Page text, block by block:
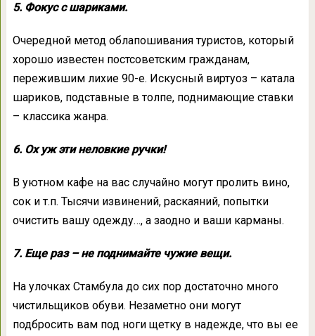
5. Фокус с шариками.
Очередной метод облапошивания туристов, который
хорошо известен постсоветским гражданам,
пережившим лихие 90-е. Искусный виртуоз – катала
шариков, подставные в толпе, поднимающие ставки
– классика жанра.
6. Ох уж эти неловкие ручки!
В уютном кафе на вас случайно могут пролить вино,
сок и т.п. Тысячи извинений, раскаяний, попытки
очистить вашу одежду…, а заодно и ваши карманы.
7. Еще раз – не поднимайте чужие вещи.
На улочках Стамбула до сих пор достаточно много
чистильщиков обуви. Незаметно они могут
подбросить вам под ноги щетку в надежде, что вы ее